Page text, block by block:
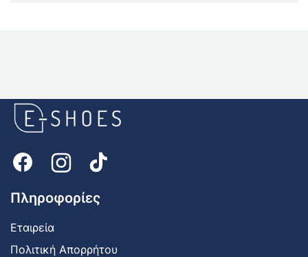
Πληροφορίες
Εταιρεία
Πολιτική Απορρήτου